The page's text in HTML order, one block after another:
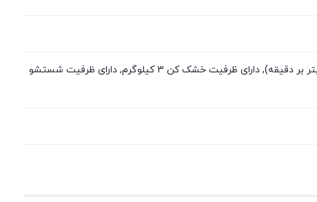
دارای پمپ تخلیه با توان 30 وات, دارای توان مصرفی شستشو 350 وات, دارای دبی پمپ تخلیه ( ۲۲ لیتر بر دقیقه), دارای ظرفیت خشک کن 3 کیلوگرم, دارای ظرفیت شستشو